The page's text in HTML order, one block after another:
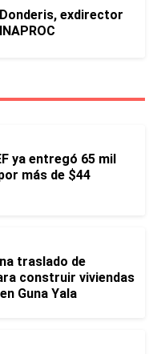
exdirector
ya entregó 65 mil
más de $44
traslado de
construir viviendas
Guna Yala